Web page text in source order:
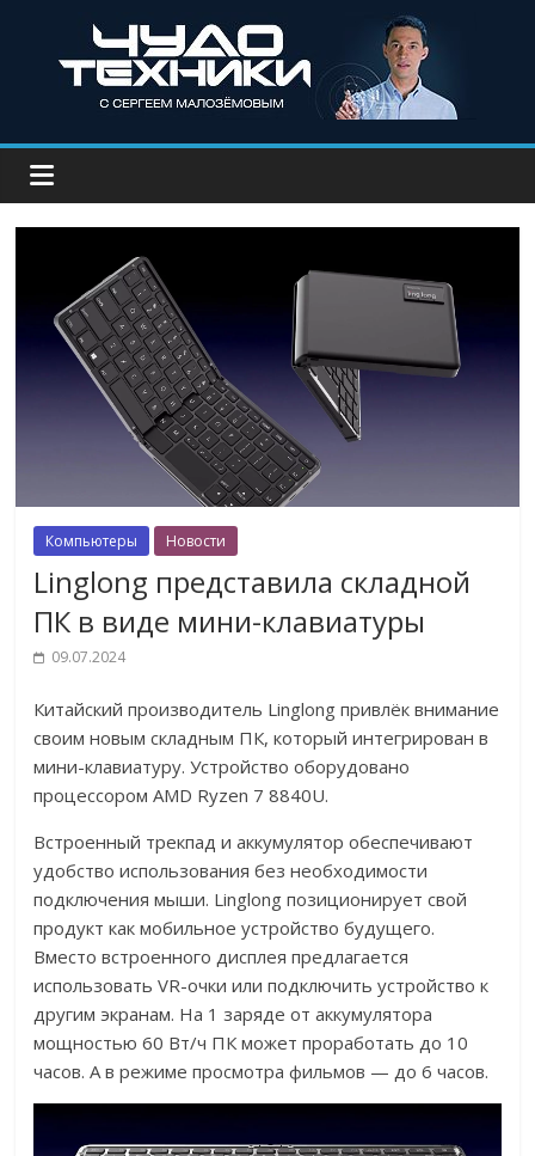
Компьютеры Новости
Linglong представила складной
ПК в виде мини-клавиатуры
09.07.2024
Китайский производитель Linglong привлёк внимание
своим новым складным ПК, который интегрирован в
мини-клавиатуру. Устройство оборудовано
процессором AMD Ryzen 7 8840U.
Встроенный трекпад и аккумулятор обеспечивают
удобство использования без необходимости
подключения мыши. Linglong позиционирует свой
продукт как мобильное устройство будущего.
Вместо встроенного дисплея предлагается
использовать VR-очки или подключить устройство к
другим экранам. На 1 заряде от аккумулятора
мощностью 60 Вт/ч ПК может проработать до 10
часов. А в режиме просмотра фильмов — до 6 часов.